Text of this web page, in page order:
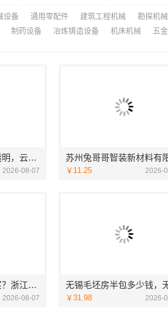
设备 通用零配件 建筑工程机械 勘探机械
制药设备 冶炼铸造设备 机床机械 五
晋宁重钢建房报价透明，云南晟构建筑建材有限公司为您服务
2026-08-07 ￥11.25 2026-
城西家庭装修哪里买？浙江宜美嘉装饰工程有限公司
2026-08-07 ￥31.98 2026-